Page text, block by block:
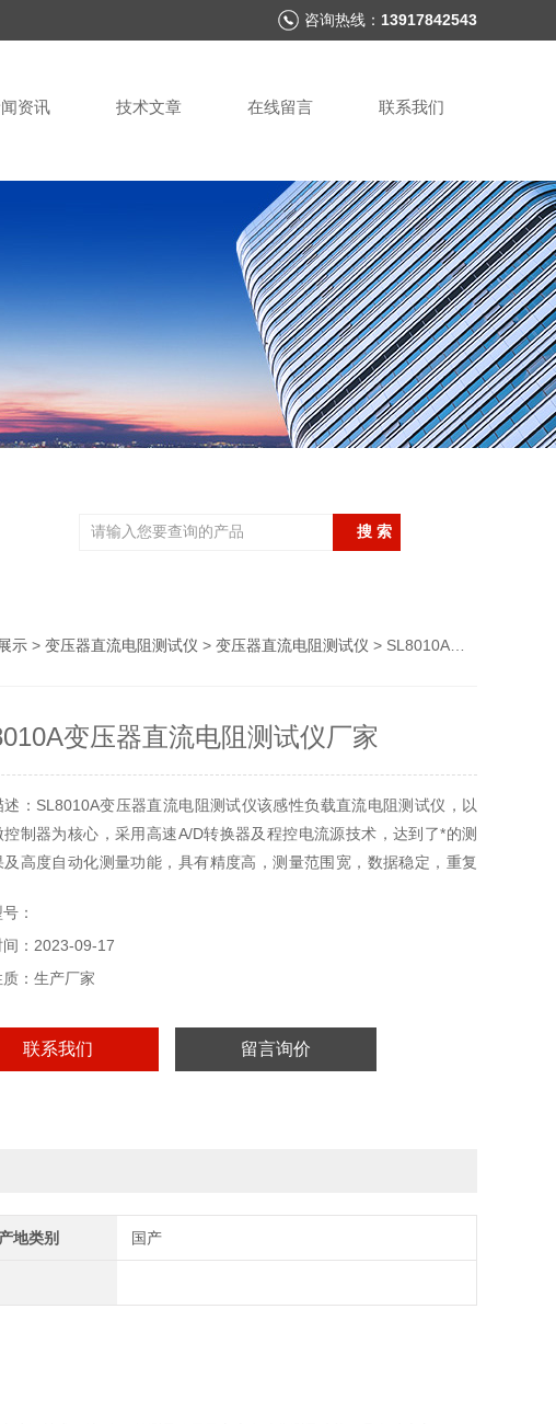
咨询热线： 13917842543
资讯 技术文章 在线留言 联系我们
示 > 变压器直流电阻测试仪 > 变压器直流电阻测试仪 > SL8010A变压器直流电阻测试仪厂家
变压器直流电阻测试仪厂家
述：SL8010A变压器直流电阻测试仪该感性负载直流电阻测试仪，以
控制器为核心，采用高速A/D转换器及程控电流源技术，达到了*的测
及高度自动化测量功能，具有精度高，测量范围宽，数据稳定，重复
、便于携带，是变压器直流电阻测试的新一代产品。SL8010A变压器
阻测试仪厂家
：
间：2023-09-17
质：生产厂家
联系我们 留言询价
产地类别 国产